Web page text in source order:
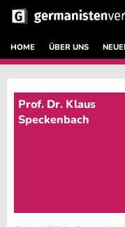
HOME ÜBER UNS
Prof. Dr. Klaus
Speckenbach